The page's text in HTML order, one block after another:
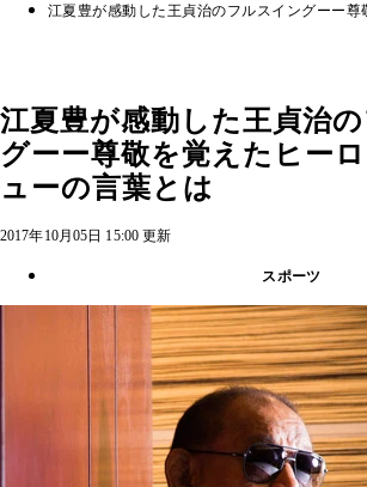
江夏豊が感動した王貞治のフルスイングーー
江夏豊が感動した王貞治
グーー尊敬を覚えたヒー
ューの言葉とは
2017年10月05日 15:00 更新
スポーツ